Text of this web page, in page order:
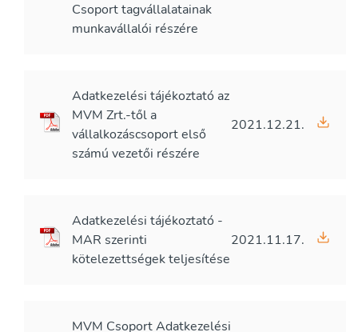
Csoport tagvállalatainak
munkavállalói részére
Adatkezelési tájékoztató az
MVM Zrt.-től a
vállalkozáscsoport első
számú vezetői részére
2021.12.21.
Adatkezelési tájékoztató -
MAR szerinti
kötelezettségek teljesítése
2021.11.17.
MVM Csoport Adatkezelési